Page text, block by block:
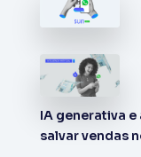
IA generativa
salvar vendas